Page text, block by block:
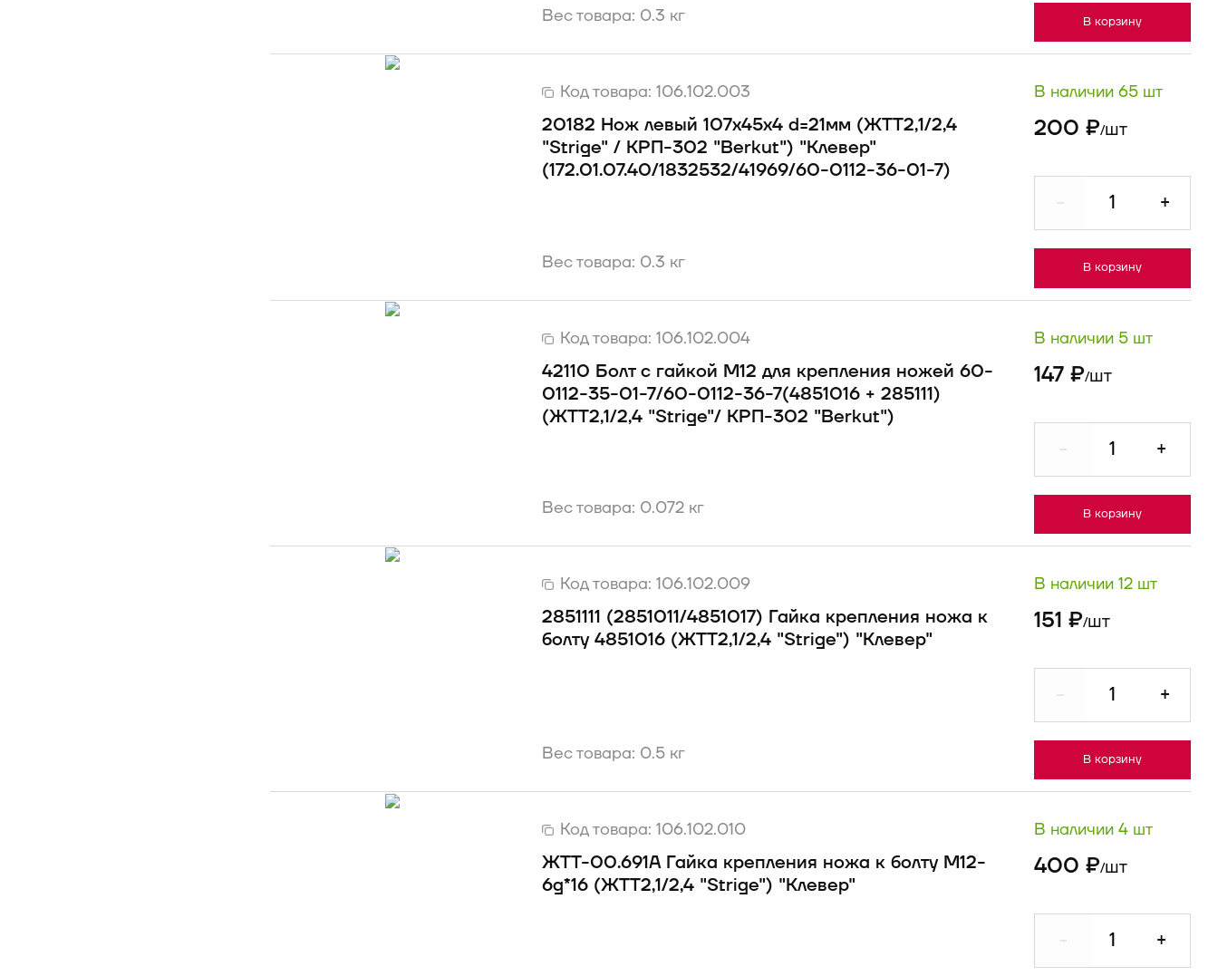
Вес товара: 0.3 кг В корзину
Код товара:106.102.003
20182 Нож левый 107х45х4 d=21мм (ЖТТ2,1/2,4
"Strige" / КРП-302 "Berkut") "Клевер"
(172.01.07.40/1832532/41969/60-0112-36-01-7)
Вес товара: 0.3 кг
В наличии 65 шт
200 ₽/шт
+
В корзину
Код товара:106.102.004
42110 Болт с гайкой М12 для крепления ножей 60-
0112-35-01-7/60-0112-36-7(4851016 + 285111)
(ЖТТ2,1/2,4 "Strige"/ КРП-302 "Berkut")
Вес товара: 0.072 кг
В наличии 5 шт
147 ₽/шт
+
В корзину
Код товара:106.102.009
2851111 (2851011/4851017) Гайка крепления ножа к
болту 4851016 (ЖТТ2,1/2,4 "Strige") "Клевер"
Вес товара: 0.5 кг
В наличии 12 шт
151 ₽/шт
+
В корзину
Код товара:106.102.010
ЖТТ-00.691А Гайка крепления ножа к болту М12-
6g*16 (ЖТТ2,1/2,4 "Strige") "Клевер"
В наличии 4 шт
400 ₽/шт
+